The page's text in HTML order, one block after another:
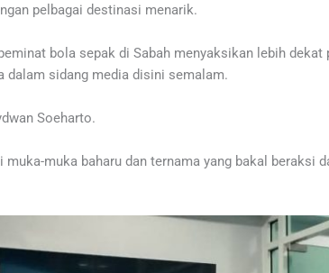
pelbagai destinasi menarik.
bola sepak di Sabah menyaksikan lebih dekat
dalam sidang media disini semalam.
Soeharto.
muka baharu dan ternama yang bakal beraksi